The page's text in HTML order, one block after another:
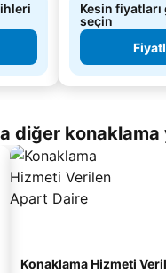
Kesin
seçin
diğer konaklama
Konaklama Hizmeti